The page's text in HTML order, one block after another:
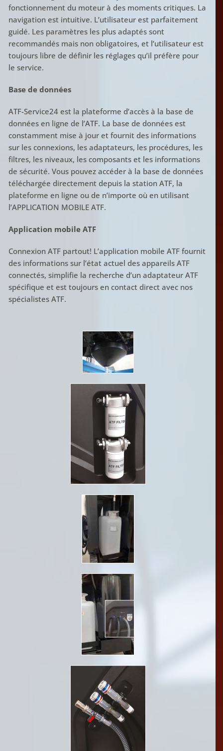
fonctionnement du moteur à des moments critiques. La
navigation est intuitive. L’utilisateur est parfaitement
guidé. Les paramètres les plus adaptés sont
recommandés mais non obligatoires, et l’utilisateur est
toujours libre de définir les réglages qu’il préfère pour
le service.
Base de données
ATF-Service24 est la plateforme d’accès à la base de
données en ligne de l’ATF. La base de données est
constamment mise à jour et fournit des informations
sur les connexions, les adaptateurs, les procédures, les
filtres, les niveaux, les composants et les informations
de sécurité. Vous pouvez accéder à la base de données
téléchargée directement depuis la station ATF, la
plateforme en ligne ou de n’importe où en utilisant
l’APPLICATION MOBILE ATF.
Application mobile ATF
Connexion ATF partout! L’application mobile ATF fournit
des informations sur l’état actuel des appareils ATF
connectés, simplifie la recherche d’un adaptateur ATF
spécifique et est toujours en contact direct avec nos
spécialistes ATF.